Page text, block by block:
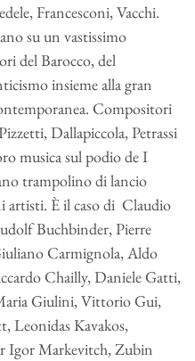
Francesconi, Vacchi.
su un vastissimo
del Barocco, del
insieme alla gran
Compositori
Dallapiccola, Petrassi
musica sul podio de I
trampolino di lancio
artisti. È il caso di Claudio
Buchbinder, Pierre
Carmignola, Aldo
Chailly, Daniele Gatti,
Giulini, Vittorio Gui,
Leonidas Kavakos,
Igor Markevitch, Zubin